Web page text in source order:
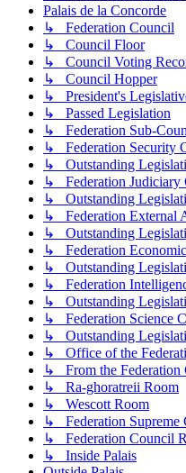
Palais de la Concorde
↳ Federation Council
↳ Council Floor
↳ Council Voting
↳ Council Hopper
↳ President's
↳ Passed Legislation
↳ Federation Sub-
↳ Federation Security
↳ Outstanding
↳ Federation Judiciary
↳ Outstanding
↳ Federation External
↳ Outstanding
↳ Federation
↳ Outstanding
↳ Federation
↳ Outstanding
↳ Federation Science
↳ Outstanding
↳ Office of the
↳ From the Federation
↳ Ra-ghoratreii Room
↳ Wescott Room
↳ Federation Supreme
↳ Federation Council
↳ Inside Palais